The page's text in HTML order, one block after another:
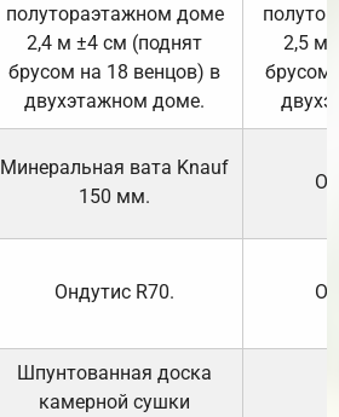
полутораэтажном доме
2,4 м ±4 см (поднят
брусом на 18 венцов) в
двухэтажном доме.
2,5 м
брусом
Минеральная вата Knauf
150 мм.
Ондутис R70.
Шпунтованная доска
камерной сушки